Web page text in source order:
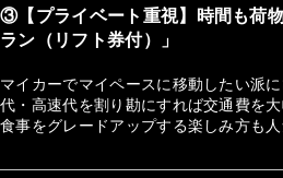
③【プライベート重視】時間も荷
ラン（リフト券付）」
マイカーでマイペースに移動したい派
代・高速代を割り勘にすれば交通費を
食事をグレードアップする楽しみ方も人